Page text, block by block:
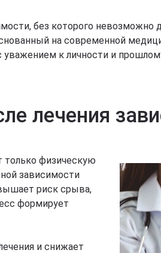
без которого невозможно
на современной
к личности и
лечения
только физическую
зависимости
риск срыва,
формирует
и снижает